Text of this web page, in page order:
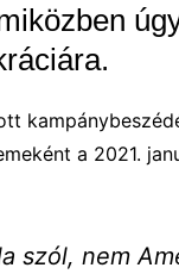
a 2021.
szól, nem